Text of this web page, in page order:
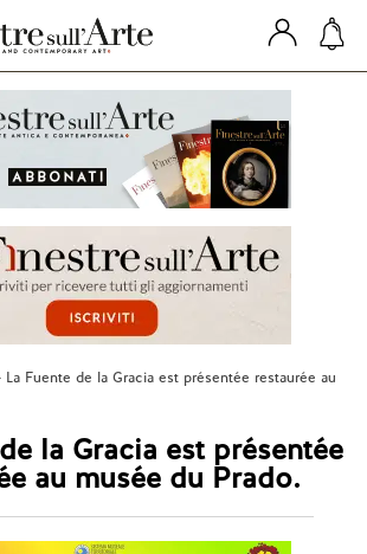
La Fuente de la Gracia est présentée restaurée au
la Gracia est présentée
au musée du Prado.